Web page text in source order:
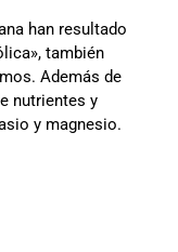
han resultado
también
Además de
nutrientes y
y magnesio.